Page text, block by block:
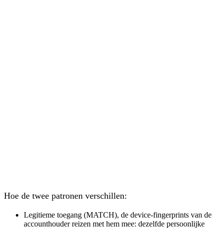
Hoe de twee patronen verschillen:
Legitieme toegang (MATCH), de device-fingerprints van de
accounthouder reizen met hem mee: dezelfde persoonlijke